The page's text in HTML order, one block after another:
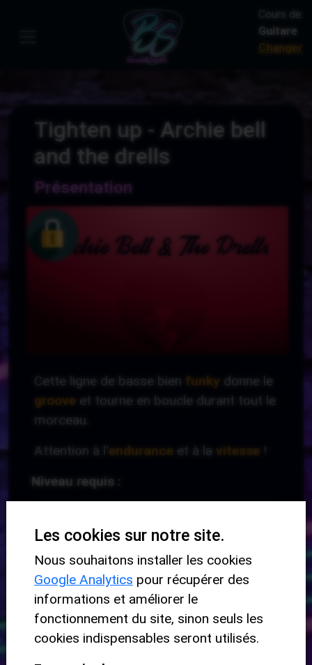
Cours de:
Guitare
Changer
Tighten up - Archie bell
and the drells
Présentation
Cette ligne de basse bien funky donne le
groove et tourne en boucle durant tout le
morceau.
Attention à l' endurance et à la vitesse
Niveau requis :
Niveau de départ :
Intermédiaire
Les cookies sur notre site.
Nous souhaitons installer les cookies
Google Analytics pour récupérer des
informations et améliorer le
fonctionnement du site, sinon seuls les
cookies indispensables seront utilisés.